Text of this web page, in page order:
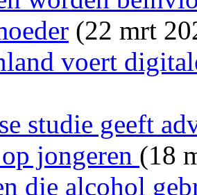
(22 mrt
voert
studie geeft
jongeren (18
die alcohol